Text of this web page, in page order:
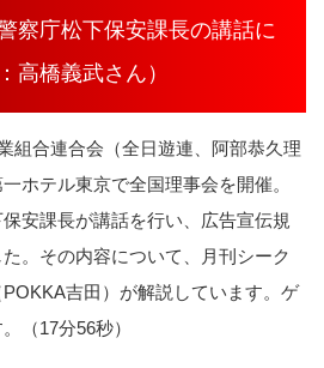
察庁松下保安課長の講話に
高橋義武さん）
組合連合会（全日遊連、阿部恭久理
ホテル東京で全国理事会を開催。
安課長が講話を行い、広告宣伝規
。その内容について、月刊シーク
吉田）が解説しています。ゲ
（17分56秒）